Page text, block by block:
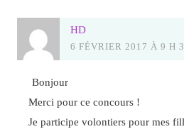
HD
6 FÉVRIER 2017 À 9 H
Bonjour
Merci pour ce concours !
Je participe volontiers pour mes